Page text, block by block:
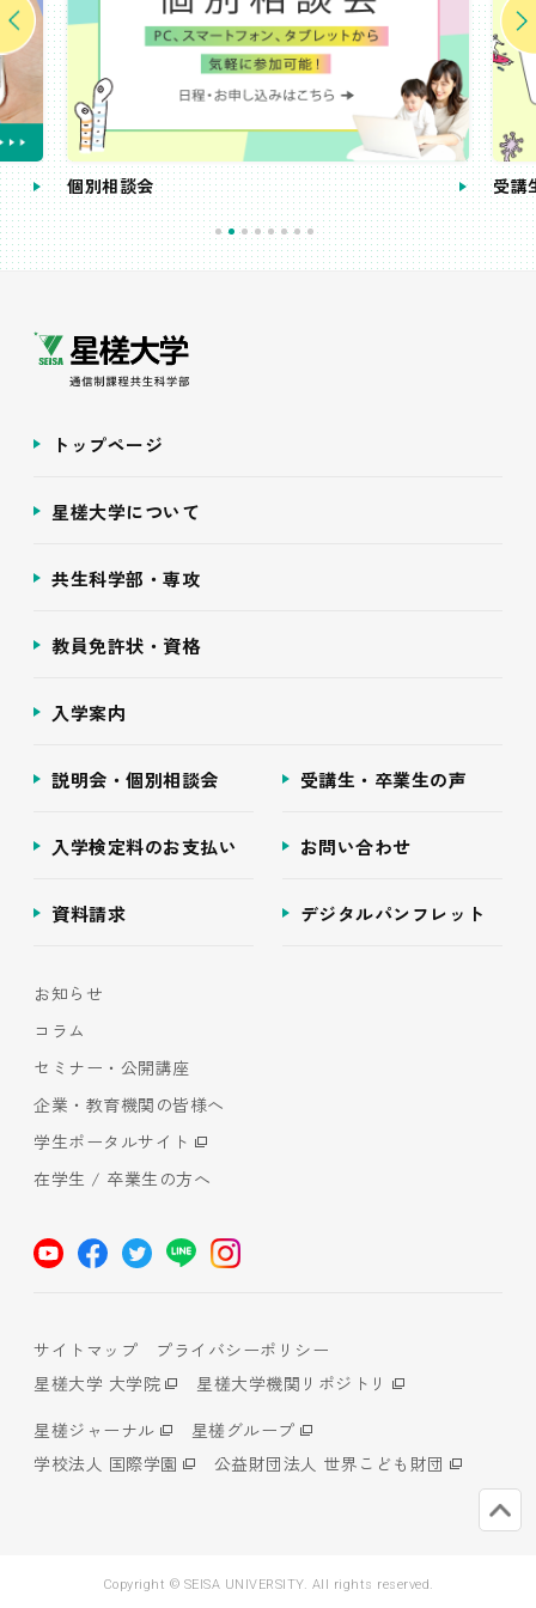
個別相談会 受講
トップページ
星槎大学について
共生科学部・専攻
教員免許状・資格
入学案内
説明会・個別相談会 受講生・卒業生の声
入学検定料のお支払い お問い合わせ
資料請求 デジタルパンフレット
お知らせ
コラム
セミナー・公開講座
企業・教育機関の皆様へ
学生ポータルサイト
在学生 / 卒業生の方へ
サイトマップ
プライバシーポリシー
星槎大学 大学院
星槎大学機関リポジトリ
星槎ジャーナル
星槎グループ
学校法人 国際学園
公益財団法人 世界こども財団
Copyright © SEISA UNIVERSITY. All rights reserved.